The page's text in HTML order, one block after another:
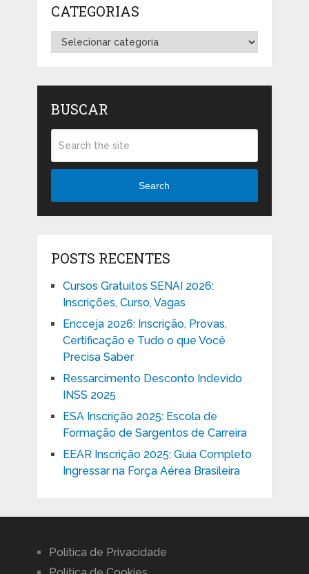
CATEGORIAS
Categorias
BUSCAR
Search
POSTS RECENTES
Cursos Gratuitos SENAI 2026:
Inscrições, Curso, Vagas
Encceja 2026: Inscrição, Provas,
Certificação e Tudo o que Você
Precisa Saber
Ressarcimento Desconto Indevido
INSS 2025
ESA Inscrição 2025: Escola de
Formação de Sargentos de Carreira
EEAR Inscrição 2025: Guia Completo
Ingressar na Força Aérea Brasileira
Política de Privacidade